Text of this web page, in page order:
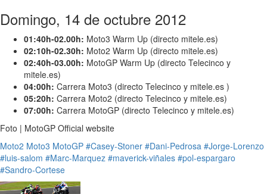
Domingo, 14 de octubre 2012
01:40h-02.00h: Moto3 Warm Up (directo mitele.es)
02:10h-02.30h: Moto2 Warm Up (directo mitele.es)
02:40h-03.00h: MotoGP Warm Up (directo Telecinco y
mitele.es)
04:00h: Carrera Moto3 (directo Telecinco y mitele.es )
05:20h: Carrera Moto2 (directo Telecinco y mitele.es)
07:00h: Carrera MotoGP (directo Telecinco y mitele.es)
Foto | MotoGP Official website
Moto2 Moto3 MotoGP #Casey-Stoner #Dani-Pedrosa #Jorge-Lorenzo
#luis-salom #Marc-Marquez #maverick-viñales #pol-espargaro
#Sandro-Cortese